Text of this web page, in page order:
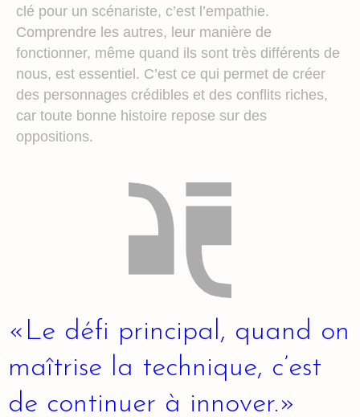
clé pour un scénariste, c’est l’empathie.
Comprendre les autres, leur manière de
fonctionner, même quand ils sont très différents de
nous, est essentiel. C’est ce qui permet de créer
des personnages crédibles et des conflits riches,
car toute bonne histoire repose sur des
oppositions.
«Le défi principal, quand on
maîtrise la technique, c’est
de continuer à innover.»